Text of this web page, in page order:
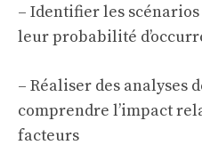
– Identifier les
leur probabilité
– Réaliser des analyses
comprendre l’impact
facteurs